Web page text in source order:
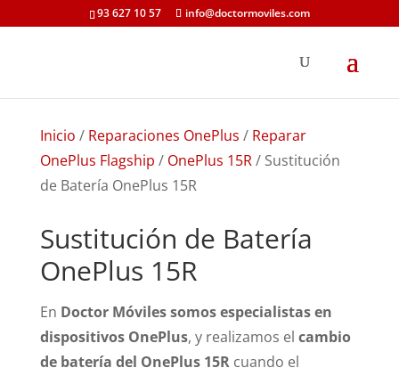
93 627 10 57 info@doctormoviles.com
Inicio / Reparaciones OnePlus / Reparar
OnePlus Flagship / OnePlus 15R/ Sustitución
de Batería OnePlus 15R
Sustitución de Batería
OnePlus 15R
En Doctor Móviles somos especialistas en
dispositivos OnePlus, y realizamos el cambio
de batería del OnePlus 15Rcuando el